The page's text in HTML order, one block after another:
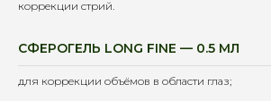
коррекции стрий.
СФЕРОГЕЛЬ LONG FINE — 0.5 МЛ
для коррекции объёмов в области глаз;